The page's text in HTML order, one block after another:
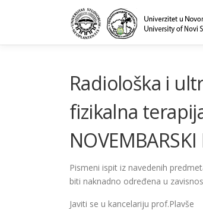
Radiološka i
fizikalna
NOVEMBARSKI
Pismeni ispit iz navedenih
biti naknadno određena u
Javiti se u kancelariju prof.Plavše